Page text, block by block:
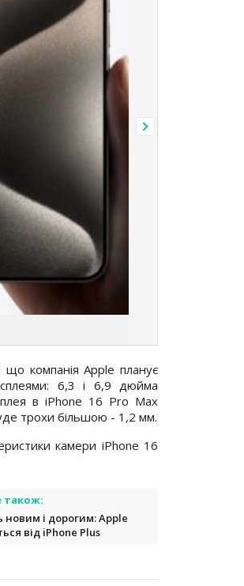
що компанія Apple планує
6,3 і 6,9 дюйма
в iPhone 16 Pro Max
трохи більшою - 1,2 мм.
камери iPhone 16
також:
новим і дорогим: Apple
від iPhone Plus